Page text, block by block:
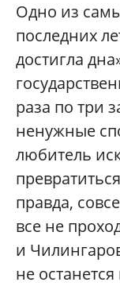
Одно из
последних
достигла
раза по три
ненужные
любитель
правда,
все не
и
не